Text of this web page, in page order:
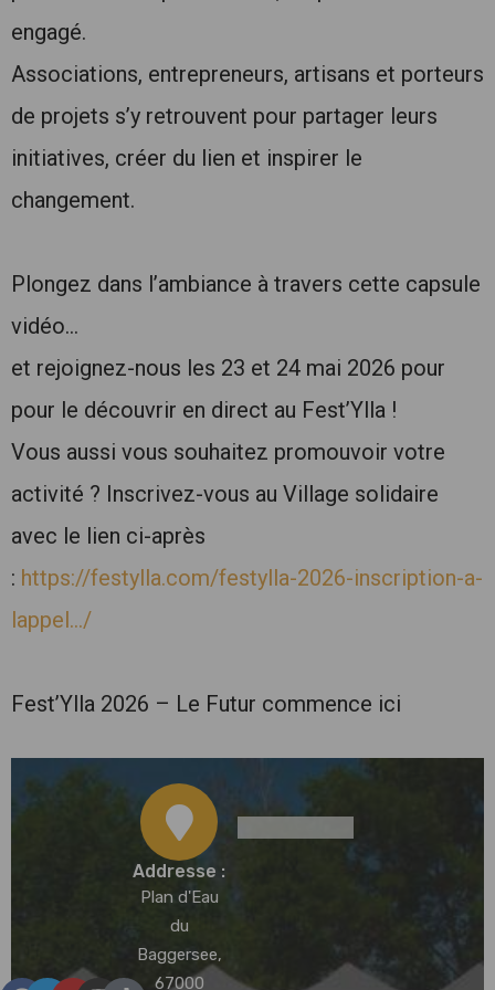
engagé.
Associations, entrepreneurs, artisans et porteurs
de projets s’y retrouvent pour partager leurs
initiatives, créer du lien et inspirer le
changement.
Plongez dans l’ambiance à travers cette capsule
vidéo…
et rejoignez-nous les 23 et 24 mai 2026 pour
pour le découvrir en direct au Fest’Ylla !
Vous aussi vous souhaitez promouvoir votre
activité ? Inscrivez-vous au Village solidaire
avec le lien ci-après
: https://festylla.com/festylla-2026-inscription-a-
lappel…/
Fest’Ylla 2026 – Le Futur commence ici
Addresse :
Plan d'Eau
du
Baggersee,
67000